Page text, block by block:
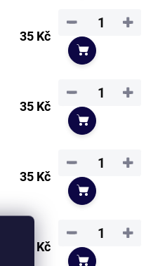
35 Kč
+
−
Do košíku
35 Kč
+
−
Do košíku
35 Kč
+
−
Do košíku
35 Kč
+
−